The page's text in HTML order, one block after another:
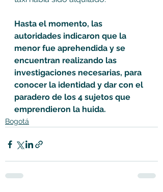
Hasta el momento, las
autoridades indicaron que la
menor fue aprehendida y se
encuentran realizando las
investigaciones necesarias, para
conocer la identidad y dar con el
paradero de los 4 sujetos que
emprendieron la huida.
Bogotá